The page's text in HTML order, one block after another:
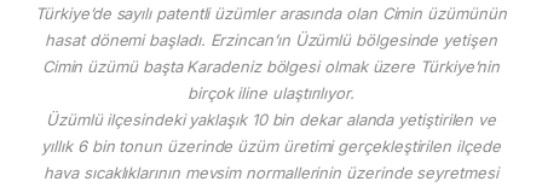
Türkiye’de sayılı patentli üzümler arasında olan Cimin üzümünün
hasat dönemi başladı. Erzincan’ın Üzümlü bölgesinde yetişen
Cimin üzümü başta Karadeniz bölgesi olmak üzere Türkiye’nin
birçok iline ulaştırılıyor.
Üzümlü ilçesindeki yaklaşık 10 bin dekar alanda yetiştirilen ve
yıllık 6 bin tonun üzerinde üzüm üretimi gerçekleştirilen ilçede
hava sıcaklıklarının mevsim normallerinin üzerinde seyretmesi